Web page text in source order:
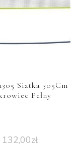
Siatka 305Cm
Pełny
132,00zł